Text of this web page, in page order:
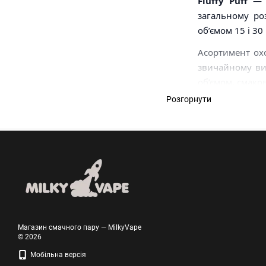
загальному
об’ємом 15 і
Асортимент
звичайному
наборів у
Асортимент
Формати
Розгорнути
Магазин смачного пару — MilkyVape
© 2026
Мобільна версія